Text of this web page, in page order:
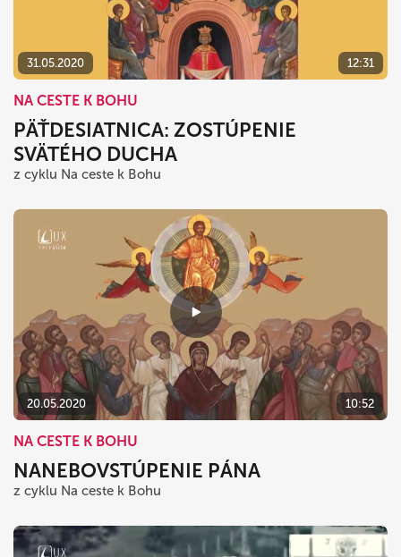
31.05.2020 12:31
NA CESTE K BOHU
PÄŤDESIATNICA: ZOSTÚPENIE
SVÄTÉHO DUCHA
z cyklu Na ceste k Bohu
20.05.2020 10:52
NA CESTE K BOHU
NANEBOVSTÚPENIE PÁNA
z cyklu Na ceste k Bohu